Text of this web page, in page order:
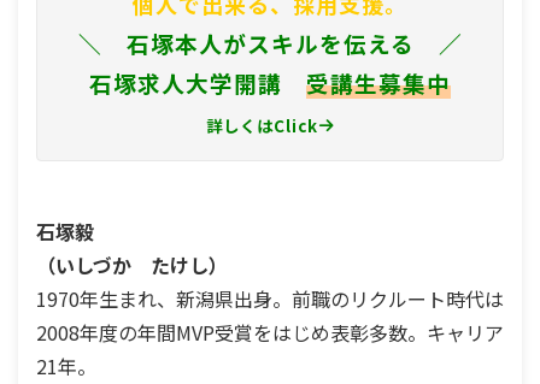
＼ 石塚本人がスキルを伝える ／
石塚求人大学開講 受講生募集中
詳しくはClick
石塚毅
（いしづか たけし）
1970年生まれ、新潟県出身。前職のリクルート時代は
2008年度の年間MVP受賞をはじめ表彰多数。キャリア
21年。